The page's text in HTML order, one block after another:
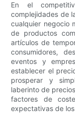
En el
complejidades de
cualquier negocio
de productos
artículos de
consumidores,
eventos y
establecer el
prosperar y
laberinto de
factores de
expectativas de